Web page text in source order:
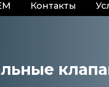
Контакты